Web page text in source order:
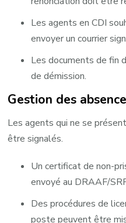
Les agents en CDI
envoyer un courrier
Les documents de fin
de démission. ​
Gestion des
Les agents qui ne se
être signalés.
Un certificat de non-
envoyé au DRAAF/
Des procédures de
poste peuvent être